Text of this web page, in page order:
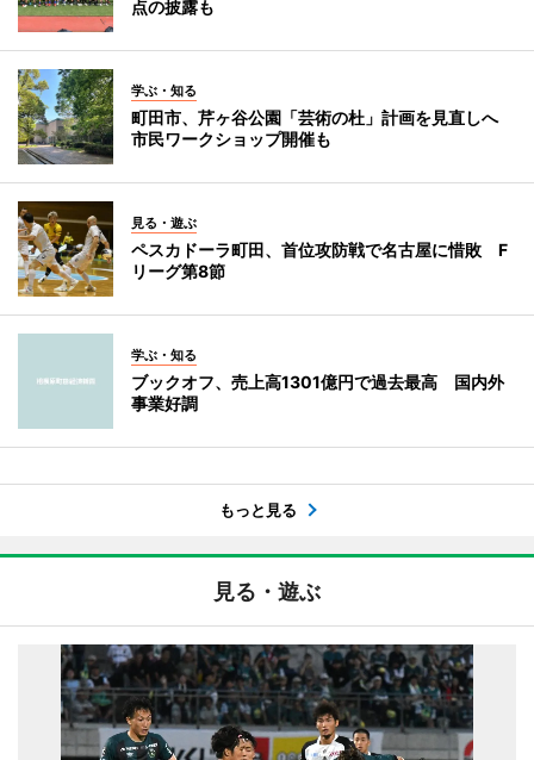
点の披露も
学ぶ・知る
町田市、芹ヶ谷公園「芸術の杜」計画を見直しへ
市民ワークショップ開催も
見る・遊ぶ
ペスカドーラ町田、首位攻防戦で名古屋に惜敗 F
リーグ第8節
学ぶ・知る
ブックオフ、売上高1301億円で過去最高 国内外
事業好調
もっと見る
見る・遊ぶ